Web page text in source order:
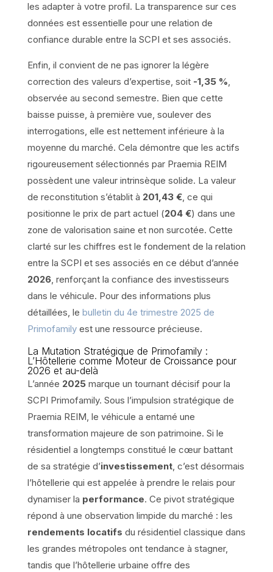
les adapter à votre profil. La transparence sur ces
données est essentielle pour une relation de
confiance durable entre la SCPI et ses associés.
Enfin, il convient de ne pas ignorer la légère
correction des valeurs d’expertise, soit -1,35 %,
observée au second semestre. Bien que cette
baisse puisse, à première vue, soulever des
interrogations, elle est nettement inférieure à la
moyenne du marché. Cela démontre que les actifs
rigoureusement sélectionnés par Praemia REIM
possèdent une valeur intrinsèque solide. La valeur
de reconstitution s’établit à 201,43 €, ce qui
positionne le prix de part actuel (204 €) dans une
zone de valorisation saine et non surcotée. Cette
clarté sur les chiffres est le fondement de la relation
entre la SCPI et ses associés en ce début d’année
2026, renforçant la confiance des investisseurs
dans le véhicule. Pour des informations plus
détaillées, le bulletin du 4e trimestre 2025 de
Primofamilyest une ressource précieuse.
La Mutation Stratégique de Primofamily :
L’Hôtellerie comme Moteur de Croissance pour
2026 et au-delà
L’année 2025marque un tournant décisif pour la
SCPI Primofamily. Sous l’impulsion stratégique de
Praemia REIM, le véhicule a entamé une
transformation majeure de son patrimoine. Si le
résidentiel a longtemps constitué le cœur battant
de sa stratégie d’investissement, c’est désormais
l’hôtellerie qui est appelée à prendre le relais pour
dynamiser la performance. Ce pivot stratégique
répond à une observation limpide du marché : les
rendements locatifs du résidentiel classique dans
les grandes métropoles ont tendance à stagner,
tandis que l’hôtellerie urbaine offre des